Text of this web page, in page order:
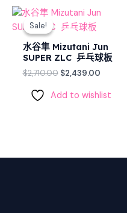
Sale!
Sale!
水谷隼 Mizutani Jun
SUPER ZLC 乒乓球板
$2,710.00
Original
price
was:
$2,710.00.
$2,439.00
Current
Add to wishlist